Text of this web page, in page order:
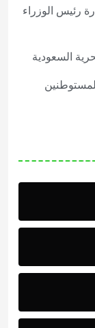
رئيس الوزراء
السعودية